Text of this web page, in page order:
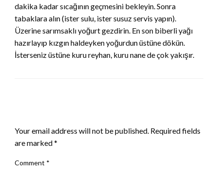
dakika kadar sıcağının geçmesini bekleyin. Sonra
tabaklara alın (ister sulu, ister susuz servis yapın).
Üzerine sarımsaklı yoğurt gezdirin. En son biberli yağı
hazırlayıp kızgın haldeyken yoğurdun üstüne dökün.
İsterseniz üstüne kuru reyhan, kuru nane de çok yakışır.
Your email address will not be published. Required fields
are marked*
Comment *